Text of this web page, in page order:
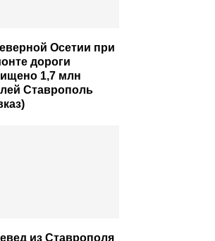
Осетии при
дороги
1,7 млн
Ставрополь
из Ставрополя